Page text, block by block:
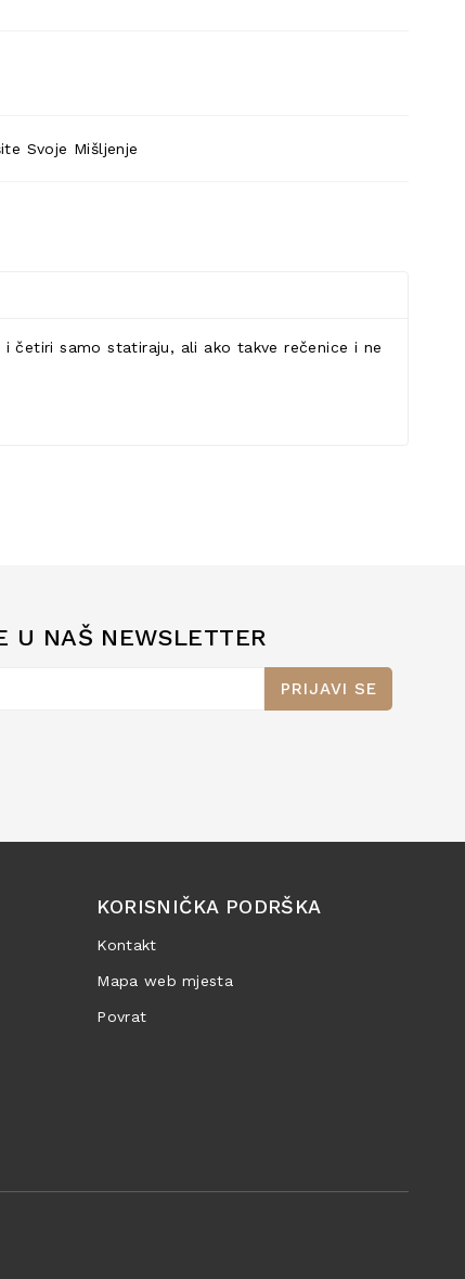
Svoje Mišljenje
četiri samo statiraju, ali ako takve rečenice i ne
U NAŠ NEWSLETTER
PRIJAVI SE
KORISNIČKA PODRŠKA
Kontakt
Mapa web mjesta
Povrat